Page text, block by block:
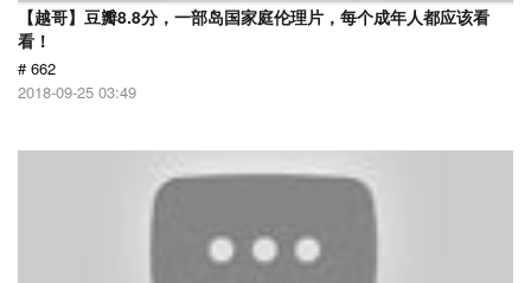
【越哥】豆瓣8.8分，一部岛国家庭伦理片，每个成年人都应该看
看！
# 662
2018-09-25 03:49